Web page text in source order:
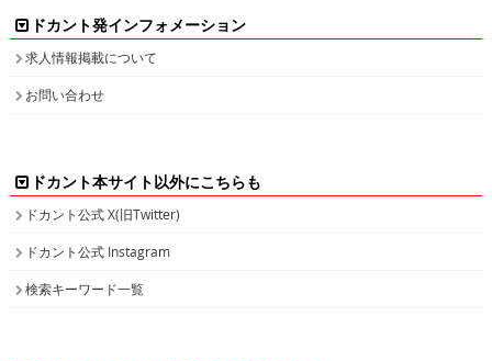
ドカント発インフォメーション
求人情報掲載について
お問い合わせ
ドカント本サイト以外にこちらも
ドカント公式 X(旧Twitter)
ドカント公式 Instagram
検索キーワード一覧